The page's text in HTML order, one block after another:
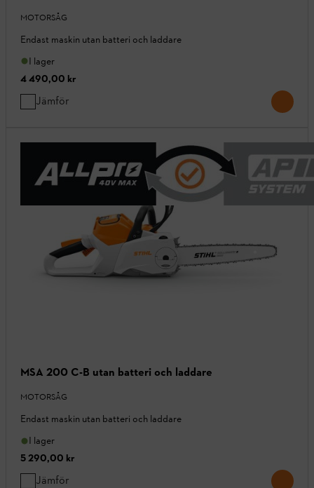
MOTORSÅG
Endast maskin utan batteri och laddare
I lager
4 490,00 kr
Jämför
MSA 200 C-B utan batteri och laddare
MOTORSÅG
Endast maskin utan batteri och laddare
I lager
5 290,00 kr
Jämför